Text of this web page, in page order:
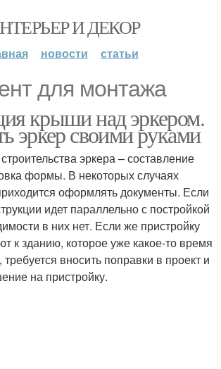
И ДЕКОР
новости статьи
для монтажа
крыши над эркером.
эркер своими руками
эркера – составление
формы. В некоторых случаях
оформлять документы. Если
идет параллельно с постройкой
в них нет. Если же пристройку
к зданию, которое уже какое-то время
требуется вносить поправки в проект и
на пристройку.